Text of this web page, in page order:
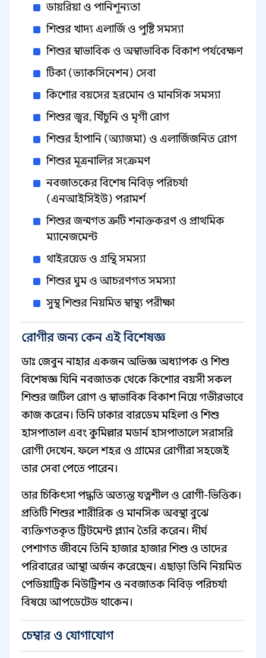
ডায়রিয়া ও পানিশূন্যতা
শিশুর খাদ্য এলার্জি ও পুষ্টি সমস্যা
শিশুর স্বাভাবিক ও অস্বাভাবিক বিকাশ পর্যবেক্ষণ
টিকা (ভ্যাকসিনেশন) সেবা
কিশোর বয়সের হরমোন ও মানসিক সমস্যা
শিশুর জ্বর, খিঁচুনি ও মৃগী রোগ
শিশুর হাঁপানি (অ্যাজমা) ও এলার্জিজনিত রোগ
শিশুর মূত্রনালির সংক্রমণ
নবজাতকের বিশেষ নিবিড় পরিচর্যা
(এনআইসিইউ) পরামর্শ
শিশুর জন্মগত ত্রুটি শনাক্তকরণ ও প্রাথমিক
ম্যানেজমেন্ট
থাইরয়েড ও গ্রন্থি সমস্যা
শিশুর ঘুম ও আচরণগত সমস্যা
সুস্থ শিশুর নিয়মিত স্বাস্থ্য পরীক্ষা
রোগীর জন্য কেন এই বিশেষজ্ঞ
ডাঃ জেবুন নাহার একজন অভিজ্ঞ অধ্যাপক ও শিশু
বিশেষজ্ঞ যিনি নবজাতক থেকে কিশোর বয়সী সকল
শিশুর জটিল রোগ ও স্বাভাবিক বিকাশ নিয়ে গভীরভাবে
কাজ করেন। তিনি ঢাকার বারডেম মহিলা ও শিশু
হাসপাতাল এবং কুমিল্লার মডার্ন হাসপাতালে সরাসরি
রোগী দেখেন, ফলে শহর ও গ্রামের রোগীরা সহজেই
তার সেবা পেতে পারেন।
তার চিকিৎসা পদ্ধতি অত্যন্ত যত্নশীল ও রোগী-ভিত্তিক।
প্রতিটি শিশুর শারীরিক ও মানসিক অবস্থা বুঝে
ব্যক্তিগতকৃত ট্রিটমেন্ট প্ল্যান তৈরি করেন। দীর্ঘ
পেশাগত জীবনে তিনি হাজার হাজার শিশু ও তাদের
পরিবারের আস্থা অর্জন করেছেন। এছাড়া তিনি নিয়মিত
পেডিয়াট্রিক নিউট্রিশন ও নবজাতক নিবিড় পরিচর্যা
বিষয়ে আপডেটেড থাকেন।
চেম্বার ও যোগাযোগ